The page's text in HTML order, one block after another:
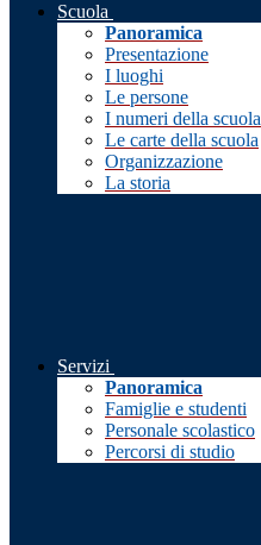
Scuola
Panoramica
Presentazione
I luoghi
Le persone
I numeri della scuola
Le carte della scuola
Organizzazione
La storia
Servizi
Panoramica
Famiglie e studenti
Personale scolastico
Percorsi di studio